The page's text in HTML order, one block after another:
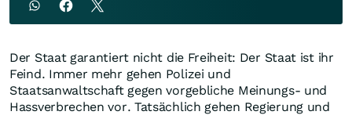
Der Staat garantiert nicht die Freiheit: Der Staat ist ihr
Feind. Immer mehr gehen Polizei und
Staatsanwaltschaft gegen vorgebliche Meinungs- und
Hassverbrechen vor. Tatsächlich gehen Regierung und